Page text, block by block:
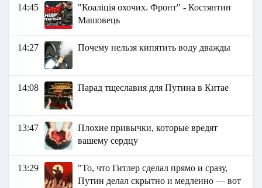
14:45
"Коаліція охочих. Фронт" - Костянтин
Машовець
14:27 Почему нельзя кипятить воду дважды
14:08 Парад тщеславия для Путина в Китае
13:47
Плохие привычки, которые вредят
вашему сердцу
13:29
"То, что Гитлер сделал прямо и сразу,
Путин делал скрытно и медленно — вот